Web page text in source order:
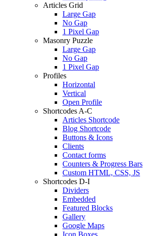
Articles Grid
Large Gap
No Gap
1 Pixel Gap
Masonry Puzzle
Large Gap
No Gap
1 Pixel Gap
Profiles
Horizontal
Vertical
Open Profile
Shortcodes A-C
Articles Shortcode
Blog Shortcode
Buttons & Icons
Clients
Contact forms
Counters & Progress Bars
Custom HTML, CSS, JS
Shortcodes D-I
Dividers
Embedded
Featured Blocks
Gallery
Google Maps
Icon Boxes